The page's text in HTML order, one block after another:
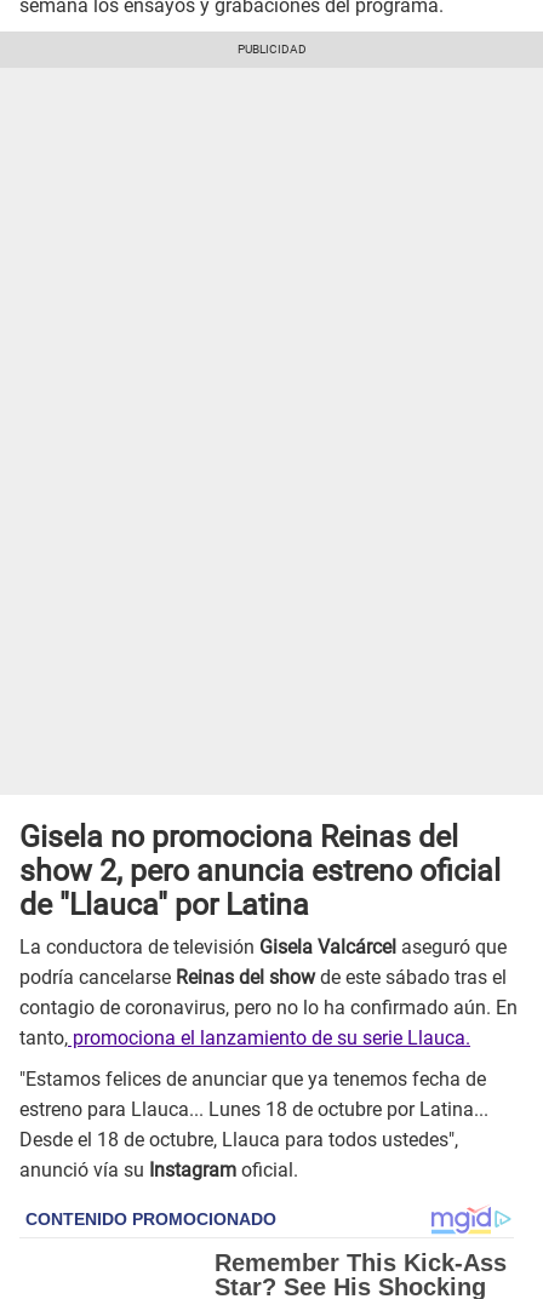
semana los ensayos y grabaciones del programa.
Gisela no promociona Reinas del
show 2, pero anuncia estreno oficial
de "Llauca" por Latina
La conductora de televisión Gisela Valcárcel aseguró que
podría cancelarse Reinas del showde este sábado tras el
contagio de coronavirus, pero no lo ha confirmado aún. En
tanto, promociona el lanzamiento de su serie Llauca.
"Estamos felices de anunciar que ya tenemos fecha de
estreno para Llauca... Lunes 18 de octubre por Latina...
Desde el 18 de octubre, Llauca para todos ustedes",
anunció vía su Instagram oficial.